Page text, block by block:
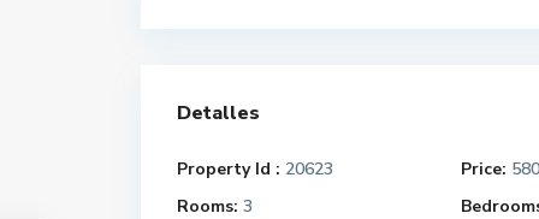
Detalles
Property Id : 20623 Price:
Rooms: 3